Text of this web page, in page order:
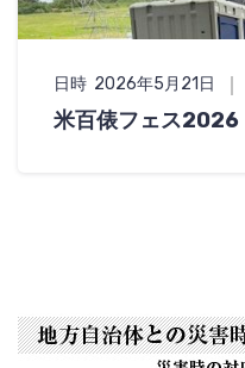
日時 2026年5月21日
米百俵フェス2026